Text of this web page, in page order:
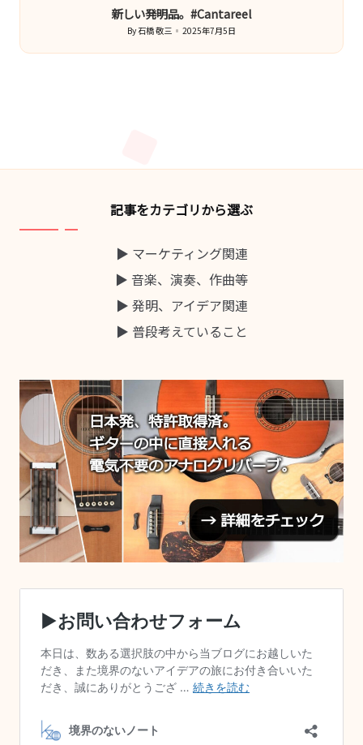
新しい発明品。#Cantareel
Posted
by
By石橋 敬三 2025年7月5日
記事をカテゴリから選ぶ
▶ マーケティング関連
▶ 音楽、演奏、作曲等
▶ 発明、アイデア関連
▶ 普段考えていること